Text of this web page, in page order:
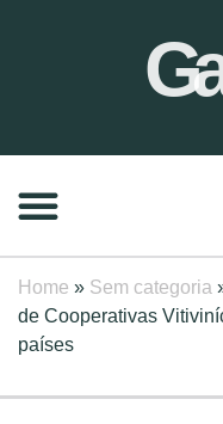
Home » Sem categoria
de Cooperativas
países